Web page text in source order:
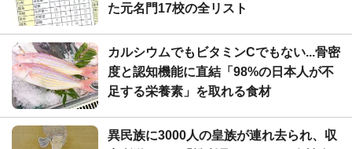
た元名門17校の全リスト
カルシウムでもビタミンCでもない...骨密
度と認知機能に直結「98%の日本人が不
足する栄養素」を取れる食材
異民族に3000人の皇族が連れ去られ、収